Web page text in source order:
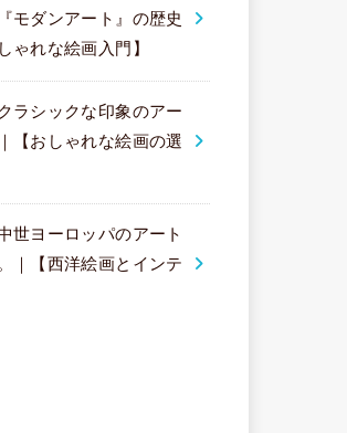
モダンアート』の歴史
ゃれな絵画入門】
ラシックな印象のアー
【おしゃれな絵画の選
世ヨーロッパのアート
｜【西洋絵画とインテ